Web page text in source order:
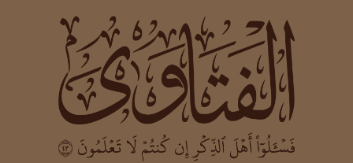
العالم
بن باز
بن العثيمين
طريقة البحث
ذكي